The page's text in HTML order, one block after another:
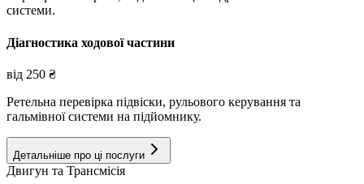
системи.
Діагностика ходової частини
від 250 ₴
Ретельна перевірка підвіски, рульового керування та
гальмівної системи на підйомнику.
Детальніше про ці послуги
Двигун та Трансмісія